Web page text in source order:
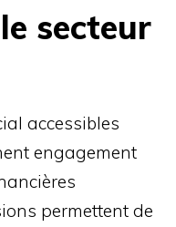
secteur
accessibles
engagement
permettent de